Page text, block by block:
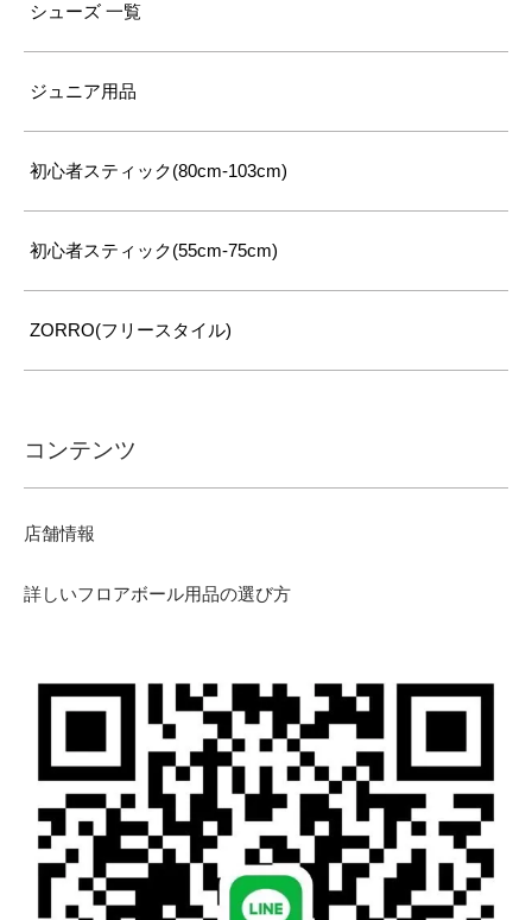
シューズ 一覧
ジュニア用品
初心者スティック(80cm-103cm)
初心者スティック(55cm-75cm)
ZORRO(フリースタイル)
コンテンツ
店舗情報
詳しいフロアボール用品の選び方